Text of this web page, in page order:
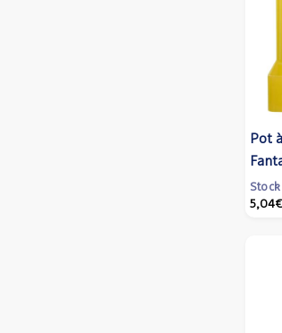
Pot
LE
5,04€